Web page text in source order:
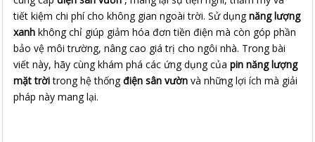
tiết kiệm chi phí cho không gian ngoài trời. Sử dụng năng lượng
xanh không chỉ giúp giảm hóa đơn tiền điện mà còn góp phần
bảo vệ môi trường, nâng cao giá trị cho ngôi nhà. Trong bài
viết này, hãy cùng khám phá các ứng dụng của pin năng lượng
mặt trời trong hệ thống điện sân vườn và những lợi ích mà giải
pháp này mang lại.